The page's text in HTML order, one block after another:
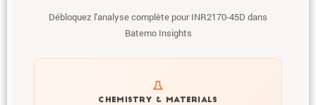
Débloquez l'analyse complète pour INR2170-45D dans
Batemo Insights
CHEMISTRY & MATERIALS
Get to know active materials for the INR2170-45D